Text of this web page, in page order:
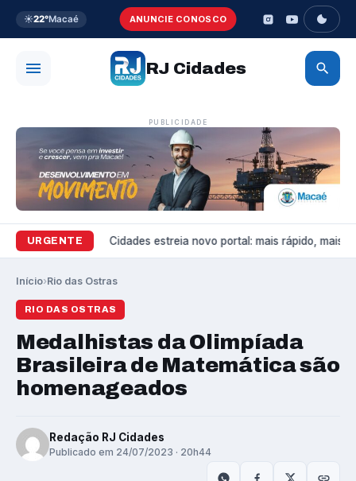
☀️22°Macaé ANUNCIE CONOSCO
RJ Cidades
PUBLICIDADE
URGENTE
Variedades RJ Cidades estreia novo portal: mais rápido, mais
Início›Rio das Ostras
RIO DAS OSTRAS
Medalhistas da Olimpíada
Brasileira de Matemática são
homenageados
Redação RJ Cidades
Publicado em 24/07/2023 · 20h44